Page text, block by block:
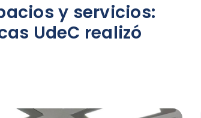
y servicios:
UdeC realizó